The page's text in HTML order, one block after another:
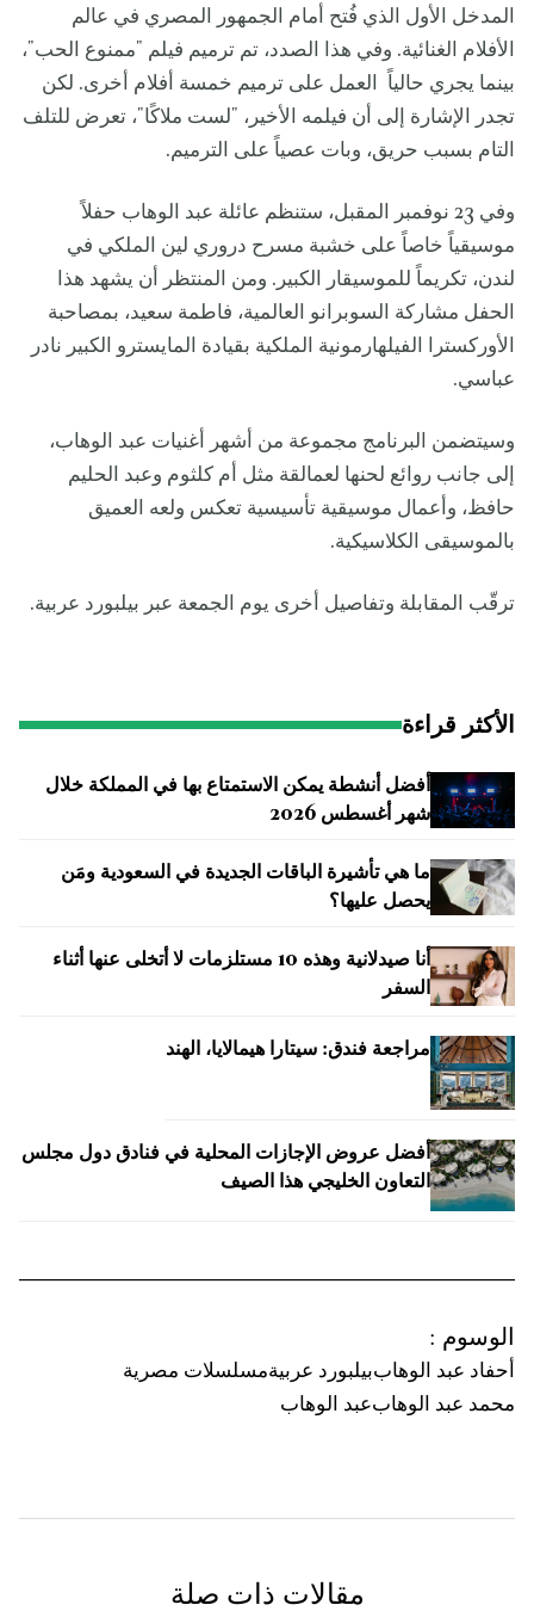
المدخل الأول الذي فُتح أمام الجمهور المصري في عالم
الأفلام الغنائية. وفي هذا الصدد، تم ترميم فيلم "ممنوع الحب"،
بينما يجري حالياً العمل على ترميم خمسة أفلام أخرى. لكن
تجدر الإشارة إلى أن فيلمه الأخير، "لست ملاكًا"، تعرض للتلف
التام بسبب حريق، وبات عصياً على الترميم.
وفي 23 نوفمبر المقبل، ستنظم عائلة عبد الوهاب حفلاً
موسيقياً خاصاً على خشبة مسرح دروري لين الملكي في
لندن، تكريماً للموسيقار الكبير. ومن المنتظر أن يشهد هذا
الحفل مشاركة السوبرانو العالمية، فاطمة سعيد، بمصاحبة
الأوركسترا الفيلهارمونية الملكية بقيادة المايسترو الكبير نادر
عباسي.
وسيتضمن البرنامج مجموعة من أشهر أغنيات عبد الوهاب،
إلى جانب روائع لحنها لعمالقة مثل أم كلثوم وعبد الحليم
حافظ، وأعمال موسيقية تأسيسية تعكس ولعه العميق
بالموسيقى الكلاسيكية.
ترقّب المقابلة وتفاصيل أخرى يوم الجمعة عبر بيلبورد عربية.
الأكثر قراءة
أفضل أنشطة يمكن الاستمتاع بها في المملكة خلال
شهر أغسطس 2026
ما هي تأشيرة الباقات الجديدة في السعودية ومَن
يحصل عليها؟
أنا صيدلانية وهذه 10 مستلزمات لا أتخلى عنها أثناء
السفر
مراجعة فندق: سيتارا هيمالايا، الهند
أفضل عروض الإجازات المحلية في فنادق دول مجلس
التعاون الخليجي هذا الصيف
الوسوم :
أحفاد عبد الوهاببيلبورد عربيةمسلسلات مصرية
محمد عبد الوهابعبد الوهاب
مقالات ذات صلة